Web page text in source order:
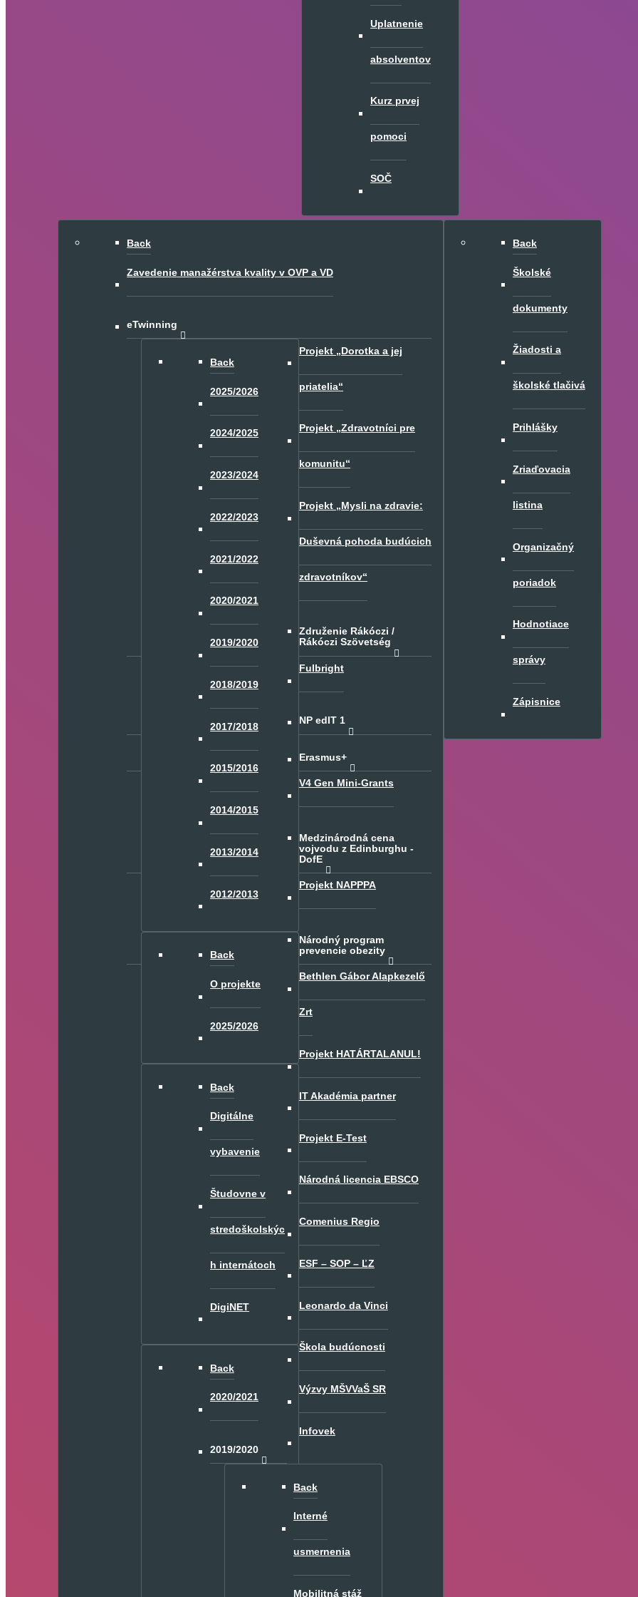
Uplatnenie
absolventov
Kurz prvej
pomoci
SOČ
Back
Zavedenie manažérstva kvality v OVP a VD
eTwinning
Back
2025/2026
2024/2025
2023/2024
2022/2023
2021/2022
2020/2021
2019/2020
2018/2019
2017/2018
2015/2016
2014/2015
2013/2014
2012/2013
Projekt „Dorotka a jej
priatelia“
Projekt „Zdravotníci pre
komunitu“
Projekt „Mysli na zdravie:
Duševná pohoda budúcich
zdravotníkov“
Združenie Rákóczi /
Rákóczi Szövetség
Back
O projekte
2025/2026
Fulbright
NP edIT 1
Back
Digitálne
vybavenie
Študovne v
stredoškolskýc
h internátoch
DigiNET
Erasmus+
Back
2020/2021
2019/2020
Back
Interné
usmernenia
Mobilitná stáž
V4 Gen Mini-Grants
Medzinárodná cena
vojvodu z Edinburghu -
DofE
Projekt NAPPPA
Národný program
prevencie obezity
Bethlen Gábor Alapkezelő
Zrt
Projekt HATÁRTALANUL!
IT Akadémia partner
Projekt E-Test
Národná licencia EBSCO
Comenius Regio
ESF – SOP – ĽZ
Leonardo da Vinci
Škola budúcnosti
Výzvy MŠVVaŠ SR
Infovek
Back
Školské
dokumenty
Žiadosti a
školské tlačivá
Prihlášky
Zriaďovacia
listina
Organizačný
poriadok
Hodnotiace
správy
Zápisnice